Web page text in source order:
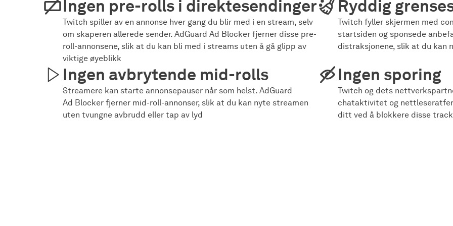
Ingen pre-rolls i direktesendinger
Twitch spiller av en annonse hver gang du blir med i en stream, selv
om skaperen allerede sender. AdGuard Ad Blocker fjerner disse pre-
roll-annonsene, slik at du kan bli med i streams uten å gå glipp av
viktige øyeblikk
Ryddig
Twitch fyller skjermen med
startsiden og sponsede
distraksjonene, slik at du
Ingen avbrytende mid-rolls
Streamere kan starte annonsepauser når som helst. AdGuard
Ad Blocker fjerner mid-roll-annonser, slik at du kan nyte streamen
uten tvungne avbrudd eller tap av lyd
Ingen sporing
Twitch og dets
chataktivitet og
ditt ved å blokkere disse